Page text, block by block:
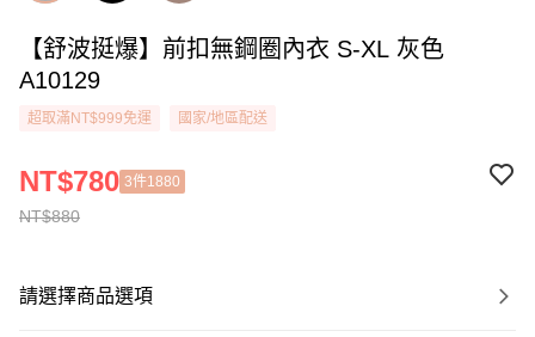
【舒波挺爆】前扣無鋼圈內衣 S-XL 灰色
A10129
超取滿NT$999免運 國家/地區配送
NT$880
NT$780 3件1880
請選擇商品選項